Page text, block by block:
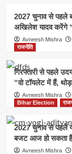
2027 चुनाव से पहले
अखिलेश यादव करेंगे
Avneesh Mishra
राजनीति
गिरफ्तारी से पहले
“वो टॉयलेट में हैं,
Avneesh Mishra
Bihar Election
2027 चुनाव से पहले
बजट आज हो सकता
Avneesh Mishra